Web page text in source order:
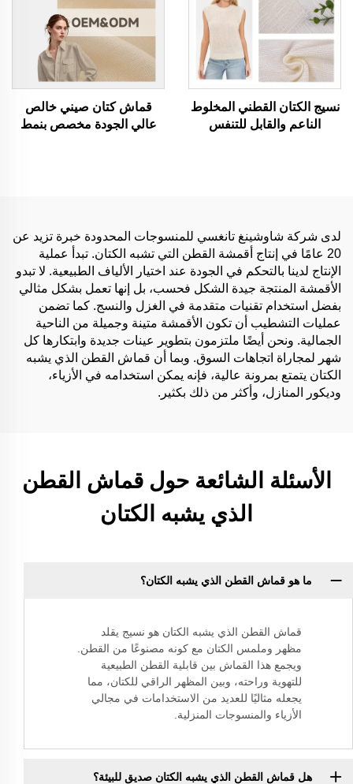
نسيج الكتان القطني المخلوط
الناعم والقابل للتنفس
قماش كتان صيني خالص
عالي الجودة مخصص بنمط
لدى شركة شاوشينغ تانغسي للمنسوجات المحدودة خبرة تزيد عن
20 عامًا في إنتاج أقمشة القطن التي تشبه الكتان. تبدأ عملية
الإنتاج لدينا بالتحكم في الجودة عند اختيار الألياف الطبيعية. لا تبدو
الأقمشة المنتجة جيدة الشكل فحسب، بل إنها تعمل بشكل مثالي
بفضل استخدام تقنيات متقدمة في الغزل والنسج. كما تضمن
عمليات التشطيب أن تكون الأقمشة متينة وجميلة من الناحية
الجمالية. ونحن أيضًا ملتزمون بتطوير عينات جديدة وابتكارها كل
شهر لمجاراة اتجاهات السوق. وبما أن قماش القطن الذي يشبه
الكتان يتمتع بمرونة عالية، فإنه يمكن استخدامه في الأزياء،
وديكور المنازل، وأكثر من ذلك بكثير.
الأسئلة الشائعة حول قماش القطن
الذي يشبه الكتان
ما هو قماش القطن الذي يشبه الكتان؟
قماش القطن الذي يشبه الكتان هو نسيج يقلد
مظهر وملمس الكتان مع كونه مصنوعًا من القطن.
ويجمع هذا القماش بين قابلية القطن الطبيعية
للتهوية وراحته، وبين المظهر الراقي للكتان، مما
يجعله مثاليًا للعديد من الاستخدامات في مجالي
الأزياء والمنسوجات المنزلية.
هل قماش القطن الذي يشبه الكتان صديق للبيئة؟